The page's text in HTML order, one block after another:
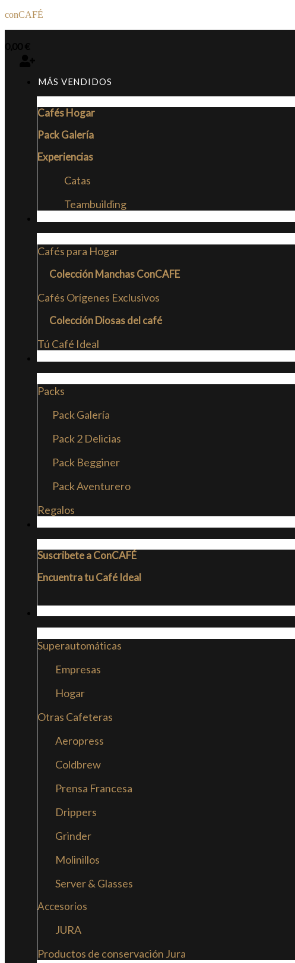
conCAFÉ
MÁS VENDIDOS
Cafés Hogar
Pack Galería
Experiencias
Catas
Teambuilding
Cafés para Hogar
Colección Manchas ConCAFE
Cafés Orígenes Exclusivos
Colección Diosas del café
Tú Café Ideal
Packs
Pack Galería
Pack 2 Delicias
Pack Begginer
Pack Aventurero
Regalos
Suscribete a ConCAFÉ
Encuentra tu Café Ideal
Superautomáticas
Empresas
Hogar
Otras Cafeteras
Aeropress
Coldbrew
Prensa Francesa
Drippers
Grinder
Molinillos
Server & Glasses
Accesorios
JURA
Productos de conservación Jura